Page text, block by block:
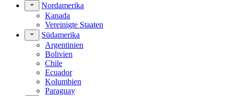
Nordamerika
Kanada
Vereinigte Staaten
Südamerika
Argentinien
Bolivien
Chile
Ecuador
Kolumbien
Paraguay